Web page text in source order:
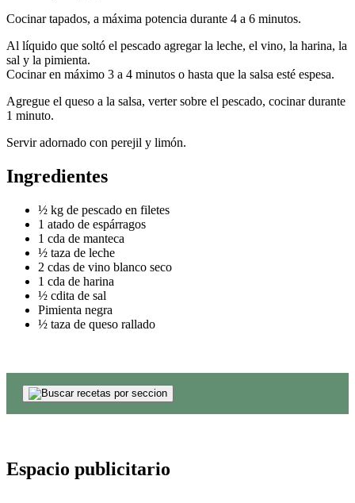
Cocinar tapados, a máxima potencia durante 4 a 6 minutos.
Al líquido que soltó el pescado agregar la leche, el vino, la harina, la
sal y la pimienta.
Cocinar en máximo 3 a 4 minutos o hasta que la salsa esté espesa.
Agregue el queso a la salsa, verter sobre el pescado, cocinar durante
1 minuto.
Servir adornado con perejil y limón.
Ingredientes
½ kg de pescado en filetes
1 atado de espárragos
1 cda de manteca
½ taza de leche
2 cdas de vino blanco seco
1 cda de harina
½ cdita de sal
Pimienta negra
½ taza de queso rallado
Espacio publicitario